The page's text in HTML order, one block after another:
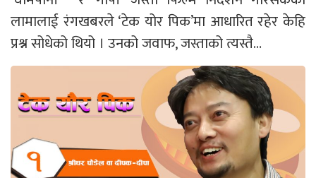
लामालाई रंगखबरले ‘टेक योर पिक’मा आधारित रहेर केहि
प्रश्न सोधेको थियो । उनको जवाफ, जस्ताको त्यस्तै…